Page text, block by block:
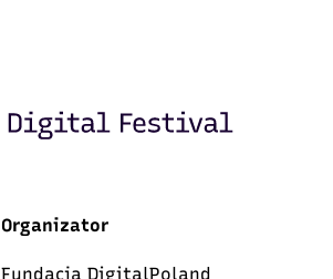
Organizator
Fundacja DigitalPoland